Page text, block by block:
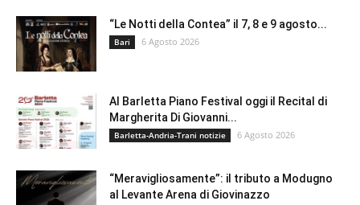
“Le Notti della Contea” il 7, 8 e 9 agosto...
Bari 6 Agosto 2026
Al Barletta Piano Festival oggi il Recital di
Margherita Di Giovanni...
Barletta-Andria-Trani notizie 6 Agosto 2026
“Meravigliosamente”: il tributo a Modugno
al Levante Arena di Giovinazzo